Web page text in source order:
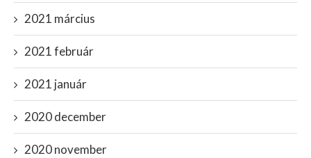
2021 március
2021 február
2021 január
2020 december
2020 november